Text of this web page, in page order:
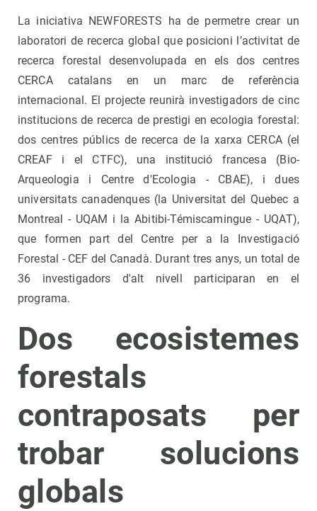
La iniciativa NEWFORESTS ha de permetre crear un
laboratori de recerca global que posicioni l’activitat de
recerca forestal desenvolupada en els dos centres
CERCA catalans en un marc de referència
internacional. El projecte reunirà investigadors de cinc
institucions de recerca de prestigi en ecologia forestal:
dos centres públics de recerca de la xarxa CERCA (el
CREAF i el CTFC), una institució francesa (Bio-
Arqueologia i Centre d'Ecologia - CBAE), i dues
universitats canadenques (la Universitat del Quebec a
Montreal - UQAM i la Abitibi-Témiscamingue - UQAT),
que formen part del Centre per a la Investigació
Forestal - CEF del Canadà. Durant tres anys, un total de
36 investigadors d'alt nivell participaran en el
programa.
Dos ecosistemes
forestals
contraposats per
trobar solucions
globals